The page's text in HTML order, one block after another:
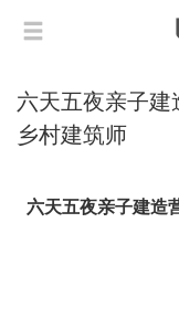
六天五夜亲子
乡村建筑师
六天五夜亲子建造